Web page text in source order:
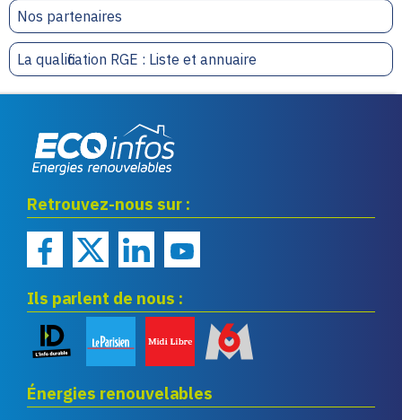
Nos partenaires
La qualification RGE : Liste et annuaire
renouvelables
Retrouvez-nous sur :
Ils parlent de nous :
Énergies renouvelables